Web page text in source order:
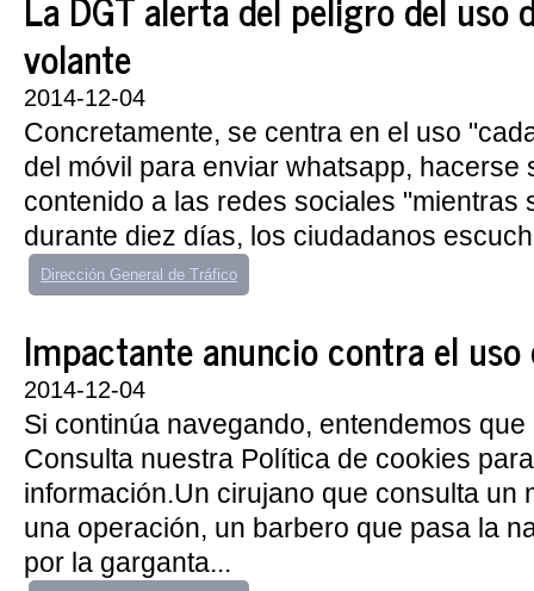
volante
2014-12-04
Concretamente, se centra en el uso
del móvil para enviar whatsapp, hacerse
contenido a las redes sociales "mientras
durante diez días, los ciudadanos
Dirección General de Tráfico
Impactante anuncio contra el uso
2014-12-04
Si continúa navegando, entendemos
Consulta nuestra Política de cookies
información.Un cirujano que consulta un
una operación, un barbero que pasa la
por la garganta...